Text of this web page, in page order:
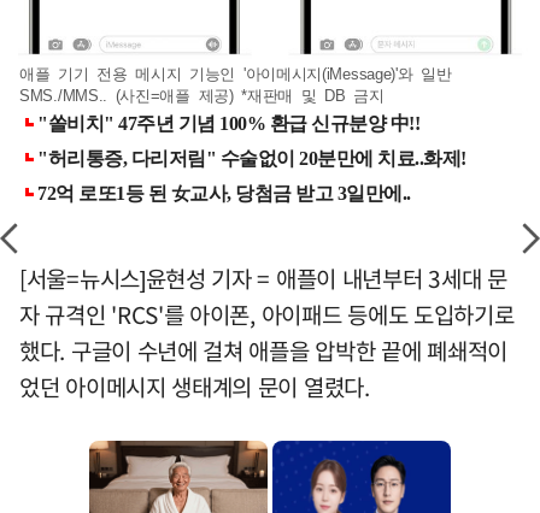
애플 기기 전용 메시지 기능인 '아이메시지(iMessage)'와 일반
SMS./MMS.. (사진=애플 제공) *재판매 및 DB 금지
[서울=뉴시스]윤현성 기자 = 애플이 내년부터 3세대 문
자 규격인 'RCS'를 아이폰, 아이패드 등에도 도입하기로
했다. 구글이 수년에 걸쳐 애플을 압박한 끝에 폐쇄적이
었던 아이메시지 생태계의 문이 열렸다.